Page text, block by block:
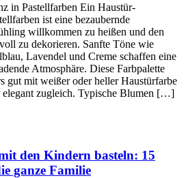
in Pastellfarben Ein Haustür-
ist eine bezaubernde
willkommen zu heißen und den
zu dekorieren. Sanfte Töne wie
Lavendel und Creme schaffen eine
Atmosphäre. Diese Farbpalette
gut mit weißer oder heller Haustürfarbe
zugleich. Typische Blumen […]
den Kindern basteln: 15
ganze Familie